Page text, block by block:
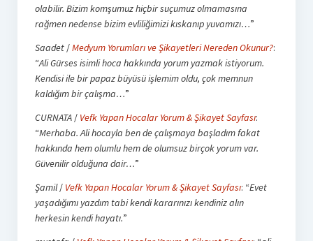
olabilir. Bizim komşumuz hiçbir suçumuz olmamasına
rağmen nedense bizim evliliğimizi kıskanıp yuvamızı…”
Saadet/Medyum Yorumları ve Şikayetleri Nereden Okunur?:
“Ali Gürses isimli hoca hakkında yorum yazmak istiyorum.
Kendisi ile bir papaz büyüsü işlemim oldu, çok memnun
kaldığım bir çalışma…”
CURNATA/ Vefk Yapan Hocalar Yorum & Şikayet Sayfası:
“Merhaba. Ali hocayla ben de çalışmaya başladım fakat
hakkında hem olumlu hem de olumsuz birçok yorum var.
Güvenilir olduğuna dair…”
Şamil/ Vefk Yapan Hocalar Yorum & Şikayet Sayfası: “Evet
yaşadığımı yazdım tabi kendi kararınızı kendiniz alın
herkesin kendi hayatı.”